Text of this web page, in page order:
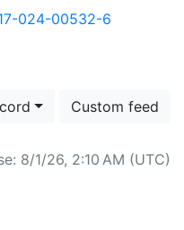
024-00532-6
Custom feed
8/1/26, 2:10 AM (UTC)